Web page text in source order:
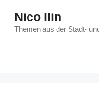
Inhalt
springen
Nico Ilin
Themen aus der Stadt-